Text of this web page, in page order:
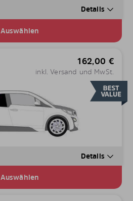
Details
Auswählen
162,00 €
inkl. Versand und MwSt.
Details
Auswählen